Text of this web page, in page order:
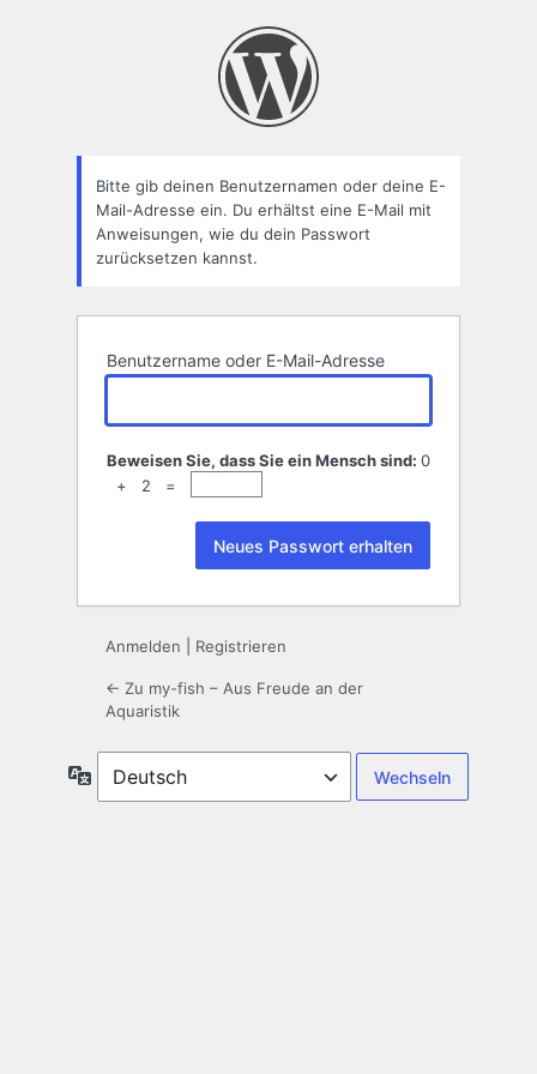
Bitte gib deinen Benutzernamen oder deine E-
Mail-Adresse ein. Du erhältst eine E-Mail mit
Anweisungen, wie du dein Passwort
zurücksetzen kannst.
Benutzername oder E-Mail-Adresse
Beweisen Sie, dass Sie ein Mensch sind: 0
+ 2 =
Anmelden Registrieren
← Zu my-fish – Aus Freude an der
Aquaristik
Sprache